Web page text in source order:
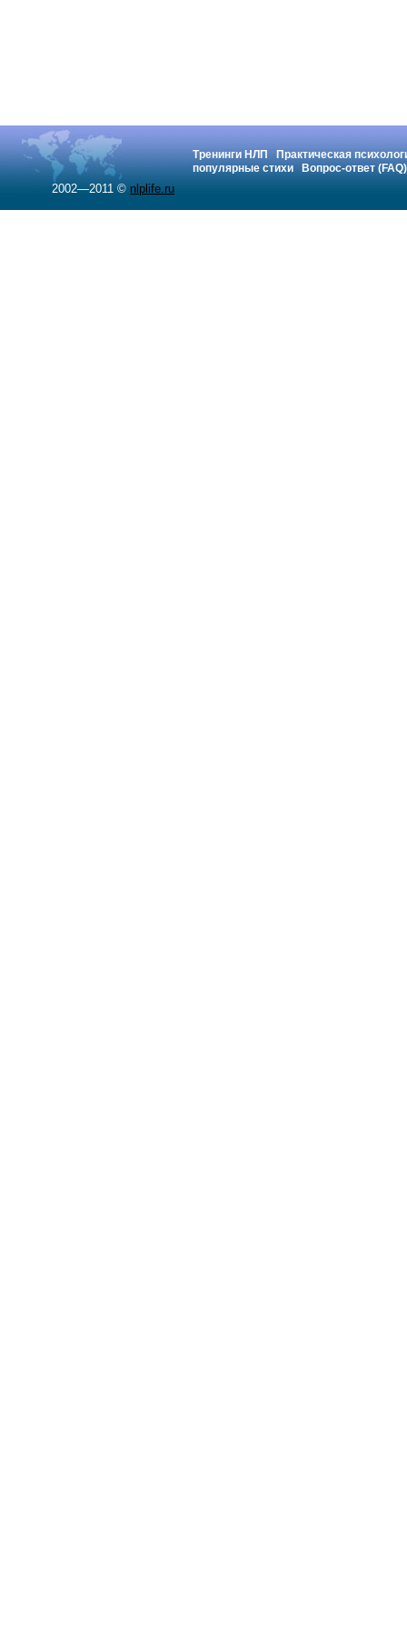
Тренинги НЛП
Практическая
популярные стихи
Вопрос-ответ (FAQ)
2002—2011 © nlplife.ru